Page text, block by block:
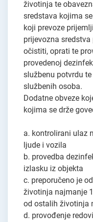
životinja te
sredstava kojima
koji prevoze
prijevozna
očistiti, oprati te
provedenoj
službenu potvrdu
službenih osoba.
Dodatne obveze
kojima se drže
a. kontrolirani ulaz
ljude i vozila
b. provedba
izlasku iz objekta
c. preporučeno je
životinja najmanje
od ostalih životinja
d. provođenje